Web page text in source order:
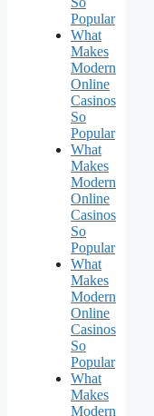
Popular
What
Makes
Modern
Online
Casinos
So
Popular
What
Makes
Modern
Online
Casinos
So
Popular
What
Makes
Modern
Online
Casinos
So
Popular
What
Makes
Modern